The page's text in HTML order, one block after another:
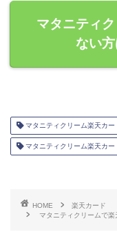
マタニティ
ない
マタニティクリーム楽天カー
マタニティクリーム楽天カー
HOME
楽天カード
マタニティクリームで楽